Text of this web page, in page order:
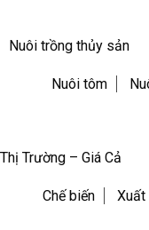
Nuôi trồng thủy sản
Nuôi tôm
Thị Trường – Giá Cả
Chế biến Xuất